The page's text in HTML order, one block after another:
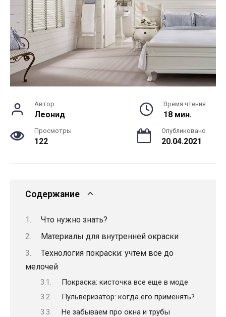
Автор
Леонид
Время чтения
18 мин.
Просмотры
122
Опубликовано
20.04.2021
Содержание
Что нужно знать?
Материалы для внутренней окраски
Технология покраски: учтем все до
мелочей
Покраска: кисточка все еще в моде
Пульверизатор: когда его применять?
Не забываем про окна и трубы